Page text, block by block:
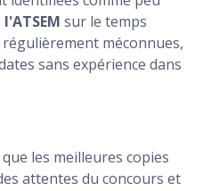
sur le temps
méconnues,
sans expérience dans
les meilleures copies
attentes du concours et